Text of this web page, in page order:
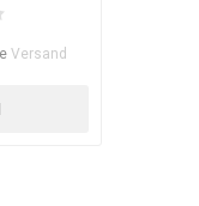
Versand